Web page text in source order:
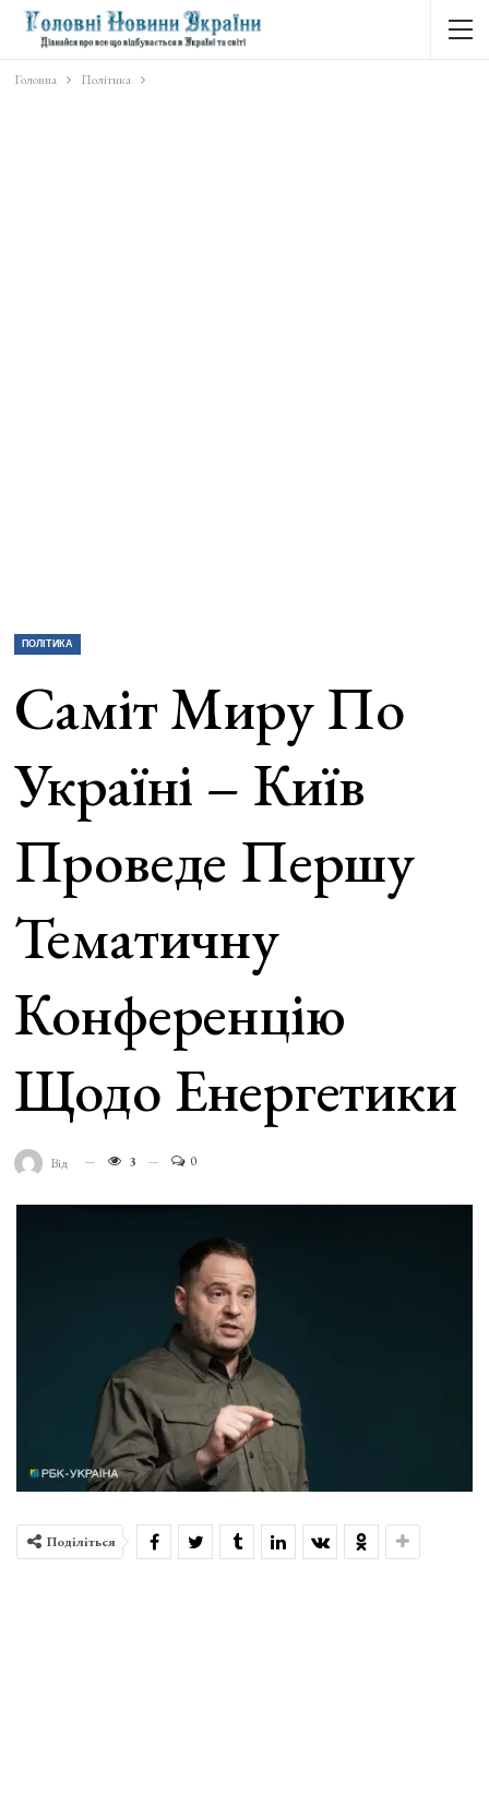
Головна Політика
ПОЛІТИКА
Саміт Миру По
Україні – Київ
Проведе Першу
Тематичну
Конференцію
Щодо Енергетики
Від 3 0
Поділіться